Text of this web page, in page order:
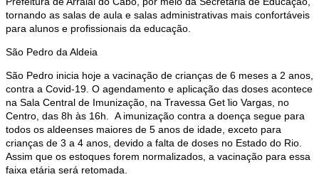
tornando as salas de aula e salas administrativas mais confortáveis
para alunos e profissionais da educação.
São Pedro da Aldeia
São Pedro inicia hoje a vacinação de crianças de 6 meses a 2 anos,
contra a Covid-19. O agendamento e aplicação das doses acontece
na Sala Central de Imunização, na Travessa Get ̇lio Vargas, no
Centro, das 8h às 16h. A imunização contra a doença segue para
todos os aldeenses maiores de 5 anos de idade, exceto para
crianças de 3 a 4 anos, devido a falta de doses no Estado do Rio.
Assim que os estoques forem normalizados, a vacinação para essa
faixa etária será retomada.